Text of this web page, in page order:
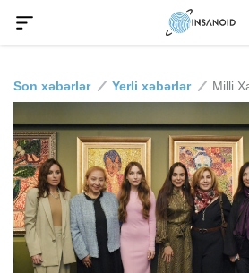
Son xəbərlər Yerli xəbərlər